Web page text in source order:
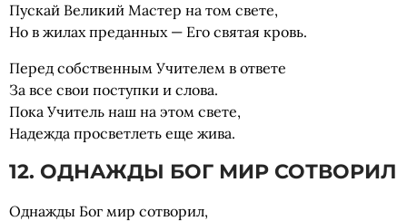
Пускай Великий Мастер на том свете,
Но в жилах преданных — Его святая кровь.
Перед собственным Учителем в ответе
За все свои поступки и слова.
Пока Учитель наш на этом свете,
Надежда просветлеть еще жива.
12. ОДНАЖДЫ БОГ МИР СОТВОРИЛ
Однажды Бог мир сотворил,